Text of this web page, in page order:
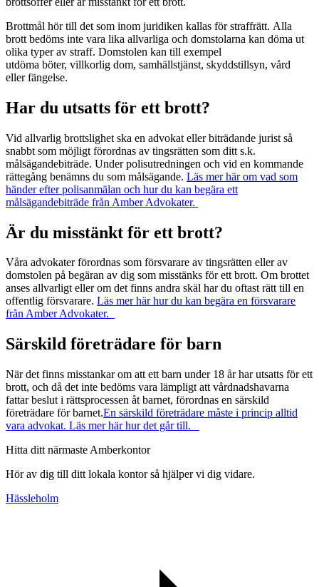
Brottmål hör till det som inom juridiken kallas för straffrätt. Alla
brott bedöms inte vara lika allvarliga och domstolarna kan döma ut
olika typer av straff. Domstolen kan till exempel
utdöma böter, villkorlig dom, samhällstjänst, skyddstillsyn, vård
eller fängelse.
Har du utsatts för ett brott?
Vid allvarlig brottslighet ska en advokat eller biträdande jurist så
snabbt som möjligt förordnas av tingsrätten som ditt s.k.
målsägandebiträde. Under polisutredningen och vid en kommande
rättegång benämns du som målsägande. Läs mer här om vad som
händer efter polisanmälan och hur du kan begära ett
målsägandebiträde från Amber Advokater.
Är du misstänkt för ett brott?
Våra advokater förordnas som försvarare av tingsrätten eller av
domstolen på begäran av dig som misstänks för ett brott. Om brottet
anses allvarligt eller om det finns andra skäl har du oftast rätt till en
offentlig försvarare. Läs mer här hur du kan begära en försvarare
från Amber Advokater.
Särskild företrädare för barn
När det finns misstankar om att ett barn under 18 år har utsatts för ett
brott, och då det inte bedöms vara lämpligt att vårdnadshavarna
fattar beslut i rättsprocessen åt barnet, förordnas en särskild
företrädare för barnet.En särskild företrädare måste i princip alltid
vara advokat. Läs mer här hur det går till.
Hitta ditt närmaste Amberkontor
Hör av dig till ditt lokala kontor så hjälper vi dig vidare.
Hässleholm